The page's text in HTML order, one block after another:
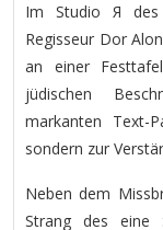
Im Studio Я des
Regisseur Dor
an einer
jüdischen
markanten Text-
sondern zur
Neben dem
Strang des eine